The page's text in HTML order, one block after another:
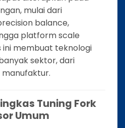
mulai dari
balance,
platform scale
ini membuat teknologi
sektor, dari
Tuning Fork
Umum